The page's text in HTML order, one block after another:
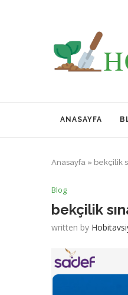
ANASAYFA
Anasayfa » bekçilik
Blog
bekçilik
written by